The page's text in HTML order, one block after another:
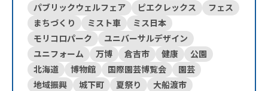
パブリックウェルフェア
ピエクレックス
フェス
まちづくり
ミスト車
ミス日本
モリコロパーク
ユニバーサルデザイン
ユニフォーム
万博 倉吉市 健康
公園
北海道
博物館 国際園芸博覧会
園芸
地域振興
城下町 夏祭り
大船渡市